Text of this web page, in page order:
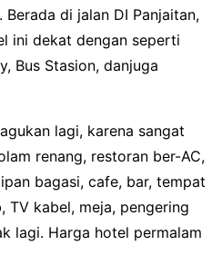
di jalan DI Panjaitan,
ini dekat dengan seperti
Bus Stasion, danjuga
lagi, karena sangat
renang, restoran ber-AC,
bagasi, cafe, bar, tempat
TV kabel, meja, pengering
lagi. Harga hotel permalam